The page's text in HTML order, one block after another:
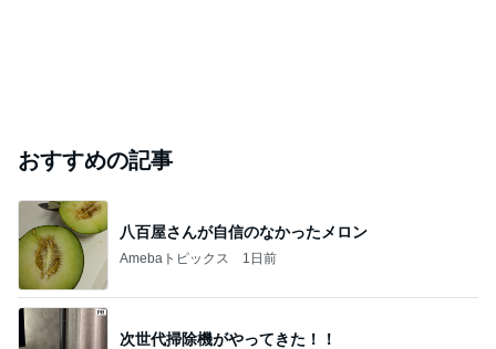
おすすめの記事
八百屋さんが自信のなかったメロン
Amebaトピックス 1日前
次世代掃除機がやってきた！！